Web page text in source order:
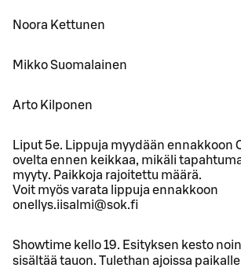
Noora Kettunen
Mikko Suomalainen
Arto Kilponen
Liput 5e. Lippuja myydään ennakkoon
ovelta ennen keikkaa, mikäli
myyty. Paikkoja rajoitettu määrä.
Voit myös varata lippuja ennakkoon
onellys.iisalmi@sok.fi
Showtime kello 19. Esityksen kesto
sisältää tauon. Tulethan ajoissa